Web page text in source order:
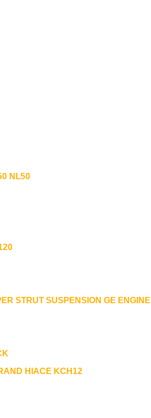
NL50
STRUT SUSPENSION GE ENGINE
HIACE KCH12